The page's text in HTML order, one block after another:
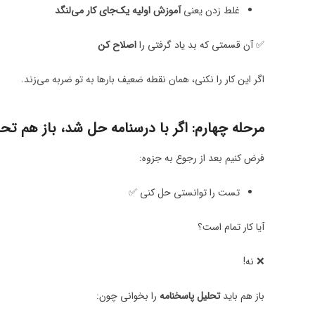
غلط زدن یعنیآموزش اولیه یک‌جای کار می‌لنگد
✅ آن قسمتی که بد یاد گرفتی رااصلاح کن
اگر این کار را نکنی، همان نقطه ضعیف بارها به تو ضربه می‌زند.
مرحله چهارم: اگر با درسنامه حل شد، باز هم
فرض کنیم بعد از رجوع به جزوه:
تست را توانستی حل کنی ✅
آیا کار تمام است؟
❌ نه!
باز هم بایدتحلیل پاسخنامه را بخوانی چون: